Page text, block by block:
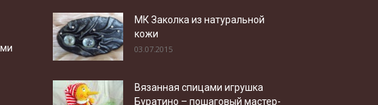
МК Заколка из натуральной
кожи
03.07.2015
Вязанная спицами игрушка
Буратино – пошаговый мастер-